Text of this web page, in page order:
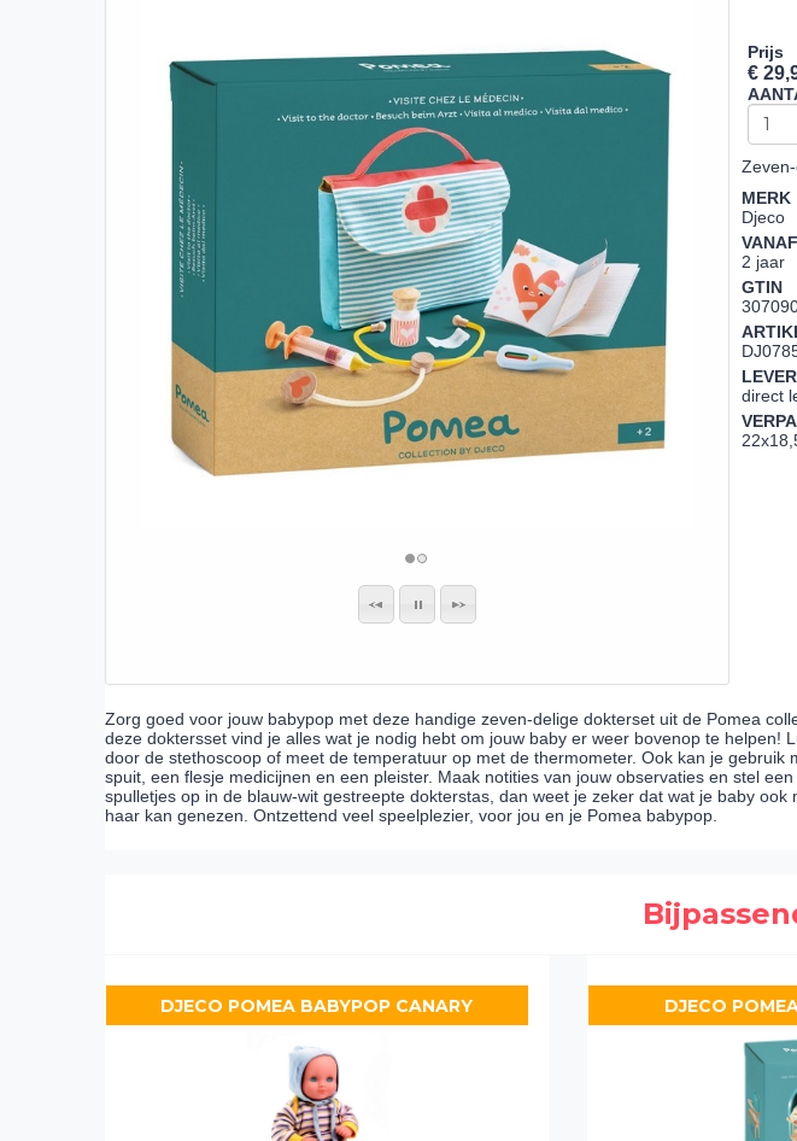
Prijs
€
MERK
Djeco
VANAF
2 jaar
GTIN
direct
Zorg goed voor jouw babypop met deze handige zeven-delige dokterset uit de Pomea
deze doktersset vind je alles wat je nodig hebt om jouw baby er weer bovenop te helpen!
door de stethoscoop of meet de temperatuur op met de thermometer. Ook kan je gebruik
spuit, een flesje medicijnen en een pleister. Maak notities van jouw observaties en stel
spulletjes op in de blauw-wit gestreepte dokterstas, dan weet je zeker dat wat je baby ook
haar kan genezen. Ontzettend veel speelplezier, voor jou en je Pomea babypop.
DJECO POMEA BABYPOP CANARY DJECO